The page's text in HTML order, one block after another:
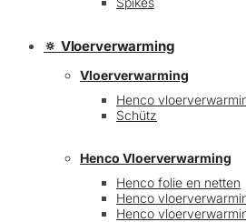
🔅 Vloerverwarming
Vloerverwarming
Henco
Schütz
Henco Vloerverwarming
Henco folie en netten
Henco
Henco